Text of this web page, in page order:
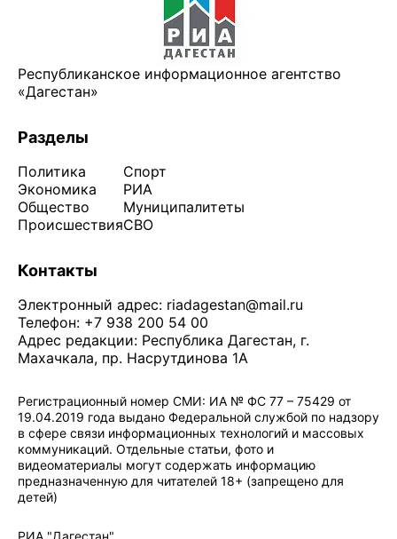
Республиканское информационное агентство
«Дагестан»
Разделы
Политика
Экономика
Общество
Происшествия
Спорт
РИА
Муниципалитеты
СВО
Контакты
Электронный адрес: riadagestan@mail.ru
Телефон: +7 938 200 54 00
Адрес редакции: Республика Дагестан, г.
Махачкала, пр. Насрутдинова 1А
Регистрационный номер СМИ: ИА № ФС 77 – 75429 от
19.04.2019 года выдано Федеральной службой по надзору
в сфере связи информационных технологий и массовых
коммуникаций. Отдельные статьи, фото и
видеоматериалы могут содержать информацию
предназначенную для читателей 18+ (запрещено для
детей)
РИА "Дагестан"